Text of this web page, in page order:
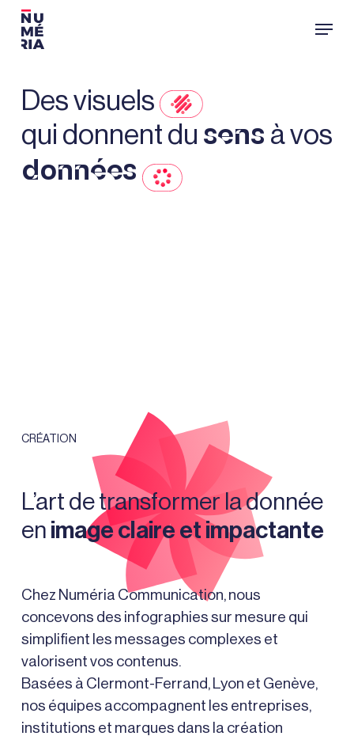
Passer
contenu
Menu
Des visuels
qui donnent du sens à vos
données
CRÉATION D’INFOGRAPHIES
L’art de transformer la donnée
en image claire et impactante
Chez Numéria Communication, nous
concevons des infographies sur mesure qui
simplifient les messages complexes et
valorisent vos contenus.
Basées à Clermont-Ferrand, Lyon et Genève,
nos équipes accompagnent les entreprises,
institutions et marques dans la création